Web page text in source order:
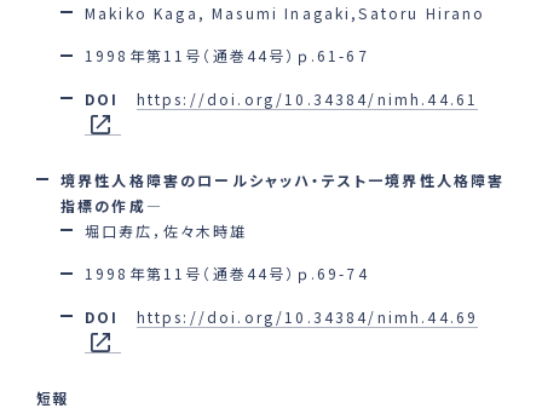
Makiko Kaga, Masumi Inagaki,Satoru Hirano
1998年第11号（通巻44号）ｐ.61-67
DOI https://doi.org/10.34384/nimh.44.61
境界性人格障害のロールシャッハ・テスト一境界性人格障害
指標の作成―
堀口寿広，佐々木時雄
1998年第11号（通巻44号）ｐ.69-74
DOI https://doi.org/10.34384/nimh.44.69
短報